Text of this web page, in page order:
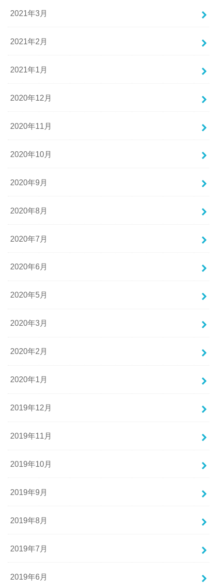
2021年3月
2021年2月
2021年1月
2020年12月
2020年11月
2020年10月
2020年9月
2020年8月
2020年7月
2020年6月
2020年5月
2020年3月
2020年2月
2020年1月
2019年12月
2019年11月
2019年10月
2019年9月
2019年8月
2019年7月
2019年6月